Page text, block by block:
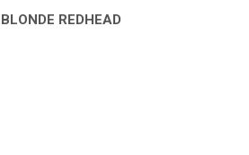
BLONDE REDHEAD